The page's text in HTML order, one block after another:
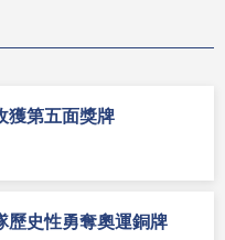
獲第五面獎牌
歷史性勇奪奧運銅牌